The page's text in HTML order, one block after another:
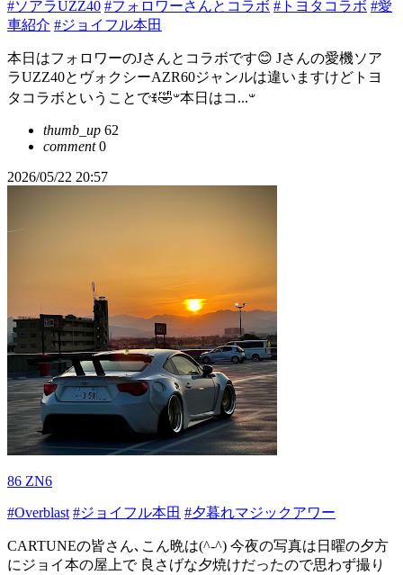
#ソアラUZZ40 #フォロワーさんとコラボ #トヨタコラボ #愛
車紹介 #ジョイフル本田
本日はフォロワーのJさんとコラボです😊 Jさんの愛機ソア
ラUZZ40とヴォクシーAZR60ジャンルは違いますけどトヨ
タコラボということでꉂ🤣𐤔‪𐤔本日はコ...
thumb_up 62
comment0
2026/05/22 20:57
86 ZN6
#Overblast #ジョイフル本田 #夕暮れマジックアワー
CARTUNEの皆さん､こん晩は(^-^) 今夜の写真は日曜の夕方
にジョイ本の屋上で 良さげな夕焼けだったので思わず撮り